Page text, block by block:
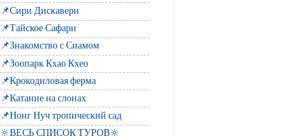
📌Сири Дискавери
📌Тайское Сафари
📌Знакомство с Сиамом
📌Зоопарк Кхао Кхео
📌Крокодиловая ферма
📌Катание на слонах
📌Нонг Нуч тропический сад
🔆ВЕСЬ СПИСОК ТУРОВ🔆